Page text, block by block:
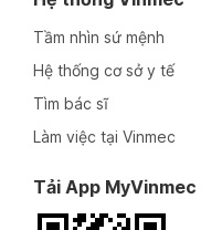
Tầm nhìn sứ mệnh
Hệ thống cơ sở y tế
Tìm bác sĩ
Làm việc tại Vinmec
Tải App MyVinmec